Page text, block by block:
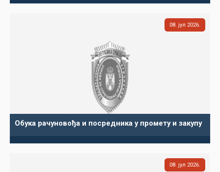
08 јул 2026
Обука рачуновођа и посредника у промету и закупу
08 јул 2026